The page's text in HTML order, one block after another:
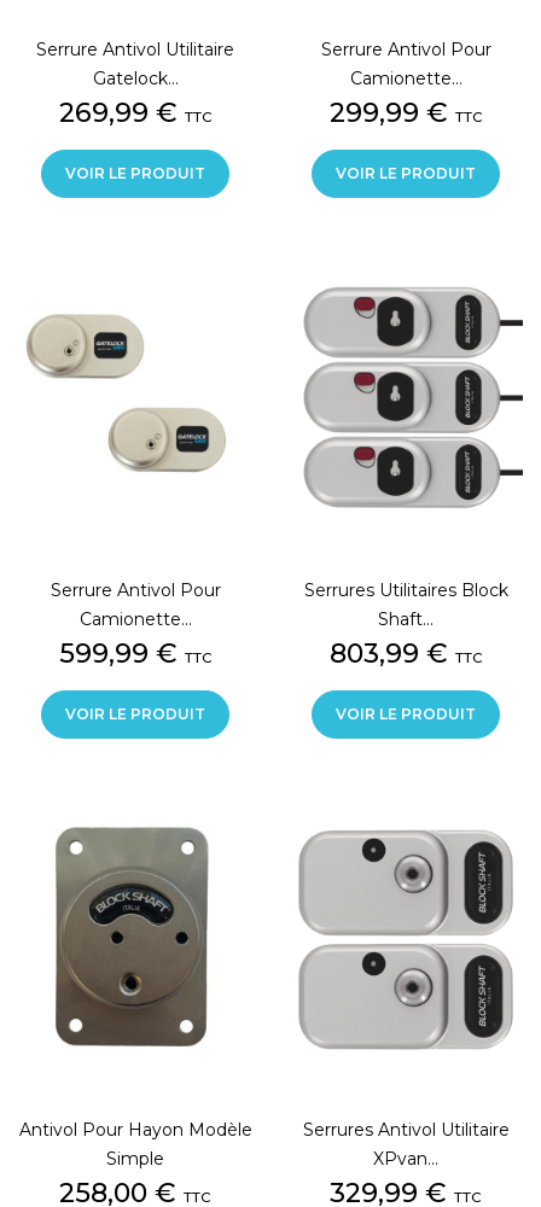
Serrure Antivol Utilitaire
Gatelock...
Prix
269,99 € TTC
VOIR LE PRODUIT
Serrure Antivol Pour
Camionette...
Prix
299,99 € TTC
VOIR LE PRODUIT
Serrure Antivol Pour
Camionette...
Prix
599,99 € TTC
VOIR LE PRODUIT
Serrures Utilitaires Block
Shaft...
Prix
803,99 € TTC
VOIR LE PRODUIT
Antivol Pour Hayon Modèle
Simple
Prix
258,00 € TTC
Serrures Antivol Utilitaire
XPvan...
Prix
329,99 € TTC